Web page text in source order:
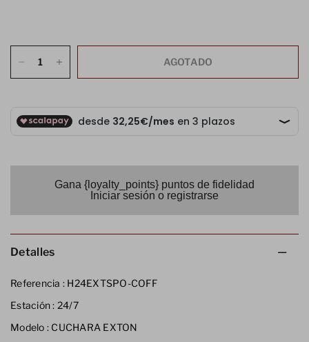
AGOTADO
Gana {loyalty_points} puntos de fidelidad
Iniciar sesión o registrarse
Detalles
Referencia : H24EXTSPO-COFF
Estación : 24/7
Modelo : CUCHARA EXTON